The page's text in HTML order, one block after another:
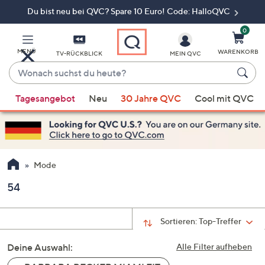
Du bist neu bei QVC? Spare 10 Euro! Code: HalloQVC
MENÜ TV-RÜCKBLICK
Wonach
suchst
du
heute?
Vorschläge
verfügbar
sind,
verwenden
Sie
Pfeiltasten
nach
und
nach
unten
MEIN QVC
0
WARENKORB
Tagesangebot Neu 30 Jahre QVC Cool mit QVC
Mode
54
Sortieren:Top-Treffer
Alle Filter aufheben
Deine Auswahl: